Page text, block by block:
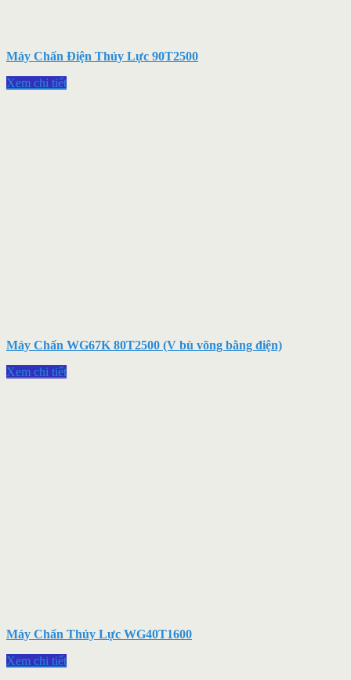
Máy Chấn Điện Thủy Lực 90T2500
Xem chi tiết
Máy Chấn WG67K 80T2500 (V bù võng bằng điện)
Xem chi tiết
Máy Chấn Thủy Lực WG40T1600
Xem chi tiết